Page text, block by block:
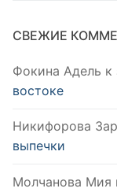
СВЕЖИЕ
Фокина Адель к
востоке
Никифорова
выпечки
Молчанова Мия